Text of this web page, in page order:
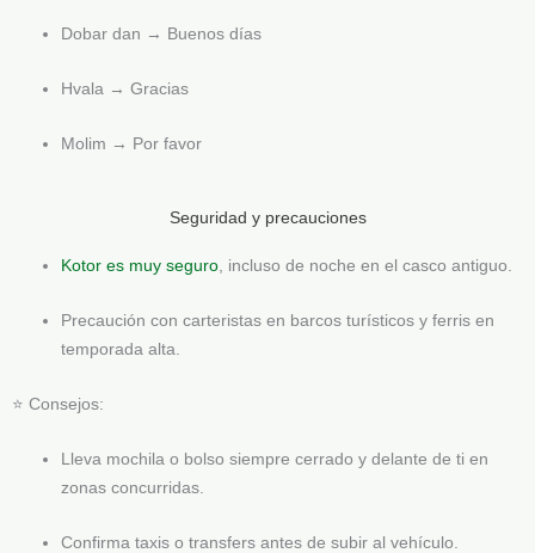
Dobar dan → Buenos días
Hvala → Gracias
Molim → Por favor
Seguridad y precauciones
Kotor es muy seguro, incluso de noche en el casco antiguo.
Precaución con carteristas en barcos turísticos y ferris en
temporada alta.
⭐ Consejos:
Lleva mochila o bolso siempre cerrado y delante de ti en
zonas concurridas.
Confirma taxis o transfers antes de subir al vehículo.